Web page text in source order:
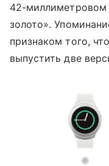
42-миллиметровом
золото».
признаком того,
выпустить две